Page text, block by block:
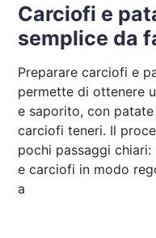
Carciofi e
semplice da
Preparare carciofi e
permette di ottenere
e saporito, con
carciofi teneri. Il
pochi passaggi
e carciofi in modo
a